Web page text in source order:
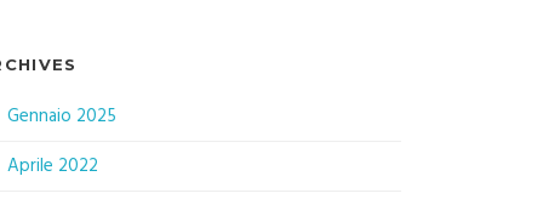
Gennaio 2025
Aprile 2022